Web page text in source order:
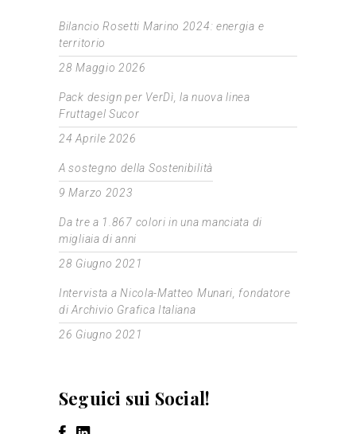
Bilancio Rosetti Marino 2024: energia e
territorio
28 Maggio 2026
Pack design per VerDì, la nuova linea
Fruttagel Sucor
24 Aprile 2026
A sostegno della Sostenibilità
9 Marzo 2023
Da tre a 1.867 colori in una manciata di
migliaia di anni
28 Giugno 2021
Intervista a Nicola-Matteo Munari, fondatore
di Archivio Grafica Italiana
26 Giugno 2021
Seguici sui Social!